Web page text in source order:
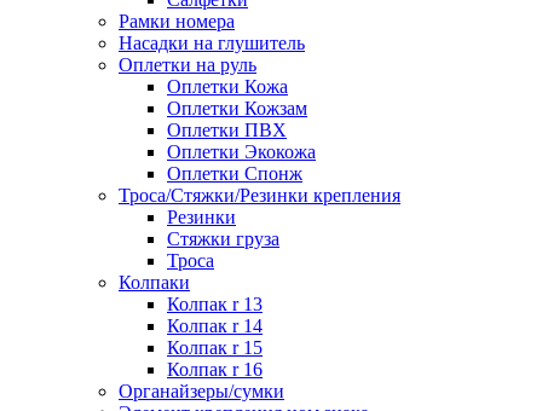
Рамки номера
Насадки на глушитель
Оплетки на руль
Оплетки Кожа
Оплетки Кожзам
Оплетки ПВХ
Оплетки Экокожа
Оплетки Спонж
Троса/Стяжки/Резинки крепления
Резинки
Стяжки груза
Троса
Колпаки
Колпак r 13
Колпак r 14
Колпак r 15
Колпак r 16
Органайзеры/сумки